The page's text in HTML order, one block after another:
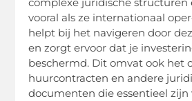
complexe juridische structuren
vooral als ze internationaal
helpt bij het navigeren door
en zorgt ervoor dat je
beschermd. Dit omvat ook het
huurcontracten en andere
documenten die essentieel zijn